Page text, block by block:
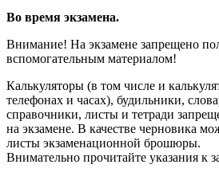
Во время экзамена.
Внимание! На экзамене запрещено
вспомогательным материалом!
Калькуляторы (в том числе и
телефонах и часах), будильники,
справочники, листы и тетради
на экзамене. В качестве черновика
листы экзаменационной брошюры.
Внимательно прочитайте указания к